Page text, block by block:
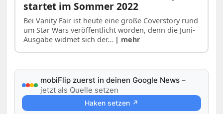
startet im Sommer 2022
Bei Vanity Fair ist heute eine große Coverstory rund
um Star Wars veröffentlicht worden, denn die Juni-
Ausgabe widmet sich der… | mehr
mobiFlip zuerst in deinen Google News –
jetzt als Quelle setzen
Haken setzen ↗